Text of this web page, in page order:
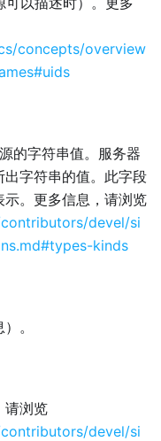
concepts/overview
的字符串值。服务器
字符串的值。此字段
。更多信息，请浏览
devel/si
kinds
。
请浏览
devel/si